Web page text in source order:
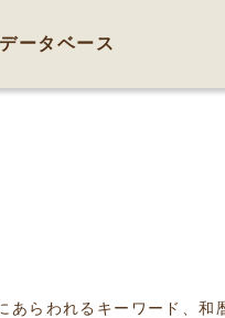
ータベース
あらわれるキーワード、